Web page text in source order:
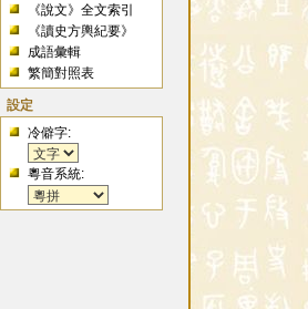
《說文》全文索引
《讀史方輿紀要》
成語彙輯
繁簡對照表
設定
冷僻字:
粵音系統: